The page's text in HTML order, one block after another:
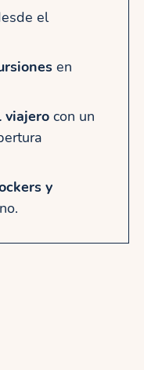
el
en
viajero con un
y